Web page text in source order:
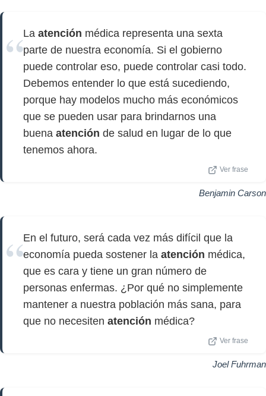
La atención médica representa una sexta
parte de nuestra economía. Si el gobierno
puede controlar eso, puede controlar casi todo.
Debemos entender lo que está sucediendo,
porque hay modelos mucho más económicos
que se pueden usar para brindarnos una
buena atención de salud en lugar de lo que
tenemos ahora.
Ver frase
Benjamin Carson
En el futuro, será cada vez más difícil que la
economía pueda sostener la atención médica,
que es cara y tiene un gran número de
personas enfermas. ¿Por qué no simplemente
mantener a nuestra población más sana, para
que no necesiten atención médica?
Ver frase
Joel Fuhrman